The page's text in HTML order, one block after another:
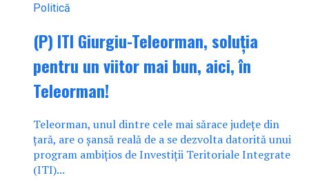
Politică
(P) ITI Giurgiu-Teleorman, soluția
pentru un viitor mai bun, aici, în
Teleorman!
Teleorman, unul dintre cele mai sărace județe din
țară, are o șansă reală de a se dezvolta datorită unui
program ambițios de Investiții Teritoriale Integrate
(ITI)...